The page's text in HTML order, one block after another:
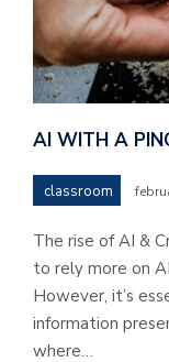
AI WITH A
classroom
The rise of AI &
to rely more on
However, it’s
information
where…